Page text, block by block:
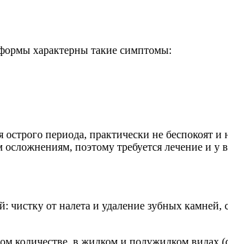
характерны такие симптомы:
периода, практически не беспокоят и
поэтому требуется лечение и у
от налета и удаление зубных камней,